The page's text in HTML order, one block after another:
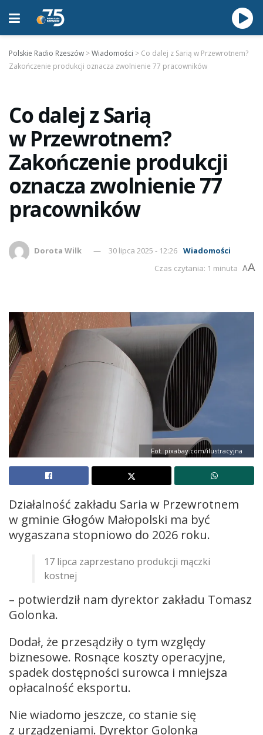
Polskie Radio Rzeszów >Wiadomości > Co dalej z Sarią w Przewrotnem?
Zakończenie produkcji oznacza zwolnienie 77 pracowników
Co dalej z Sarią
w Przewrotnem?
Zakończenie produkcji
oznacza zwolnienie 77
pracowników
Dorota Wilk 30 lipca 2025 - 12:26 Wiadomości
Czas czytania: 1 minuta AA
Fot. pixabay.com/ilustracyjna
Działalność zakładu Saria w Przewrotnem
w gminie Głogów Małopolski ma być
wygaszana stopniowo do 2026 roku.
17 lipca zaprzestano produkcji mączki
kostnej
– potwierdził nam dyrektor zakładu Tomasz
Golonka.
Dodał, że przesądziły o tym względy
biznesowe. Rosnące koszty operacyjne,
spadek dostępności surowca i mniejsza
opłacalność eksportu.
Nie wiadomo jeszcze, co stanie się
z urządzeniami. Dyrektor Golonka